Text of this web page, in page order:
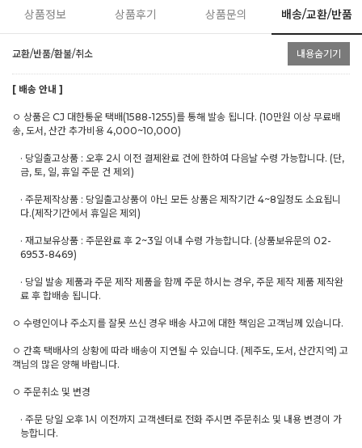
상품정보 상품후기 상품문의 배송/교환/반품
교환/반품/환불/취소 내용숨기기
[ 배송 안내 ]
ㅇ 상품은 CJ 대한통운 택배(1588-1255)를 통해 발송 됩니다. (10만원 이상 무료배
송, 도서, 산간 추가비용 4,000~10,000)
· 당일출고상품 : 오후 2시 이전 결제완료 건에 한하여 다음날 수령 가능합니다. (단,
금, 토, 일, 휴일 주문 건 제외)
· 주문제작상품 : 당일출고상품이 아닌 모든 상품은 제작기간 4~8일정도 소요됩니
다.(제작기간에서 휴일은 제외)
· 재고보유상품 : 주문완료 후 2~3일 이내 수령 가능합니다. (상품보유문의 02-
6953-8469)
· 당일 발송 제품과 주문 제작 제품을 함께 주문 하시는 경우, 주문 제작 제품 제작완
료 후 합배송 됩니다.
ㅇ 수령인이나 주소지를 잘못 쓰신 경우 배송 사고에 대한 책임은 고객님께 있습니다.
ㅇ 간혹 택배사의 상황에 따라 배송이 지연될 수 있습니다. (제주도, 도서, 산간지역) 고
객님의 많은 양해 바랍니다.
ㅇ 주문취소 및 변경
· 주문 당일 오후 1시 이전까지 고객센터로 전화 주시면 주문취소 및 내용 변경이 가
능합니다.